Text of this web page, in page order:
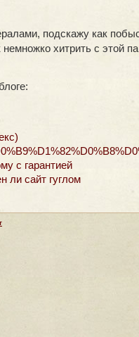
подскажу как
хитрить с этой
с гарантией
ли сайт гуглом